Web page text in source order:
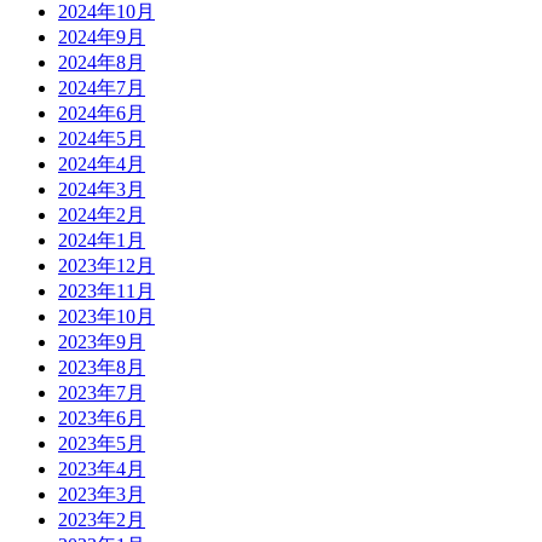
2024年10月
2024年9月
2024年8月
2024年7月
2024年6月
2024年5月
2024年4月
2024年3月
2024年2月
2024年1月
2023年12月
2023年11月
2023年10月
2023年9月
2023年8月
2023年7月
2023年6月
2023年5月
2023年4月
2023年3月
2023年2月